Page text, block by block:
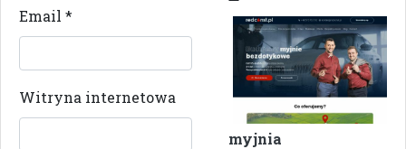
Email *
Witryna internetowa
myjnia